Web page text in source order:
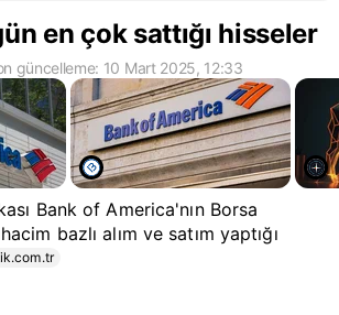
en çok sattığı hisseler
güncelleme: 10 Mart 2025, 12:33
Bank of America'nın Borsa
bazlı alım ve satım yaptığı